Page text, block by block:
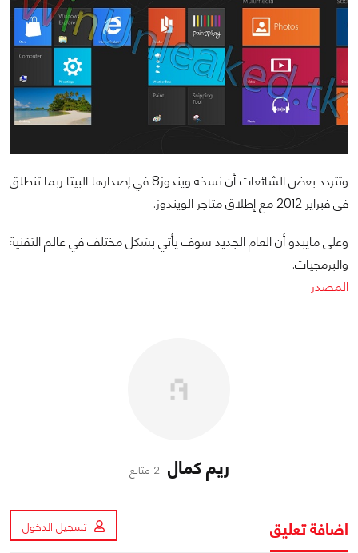
وتتردد بعض الشائعات أن نسخة ويندوز8 في إصدارها البيتا ربما تنطلق
في فبراير 2012 مع إطلاق متاجر الويندوز.
وعلى مايبدو أن العام الجديد سوف يأتي بشكل مختلف في عالم التقنية
والبرمجيات.
المصدر
ريم كمال 2 متابع
اضافة تعليق تسجيل الدخول